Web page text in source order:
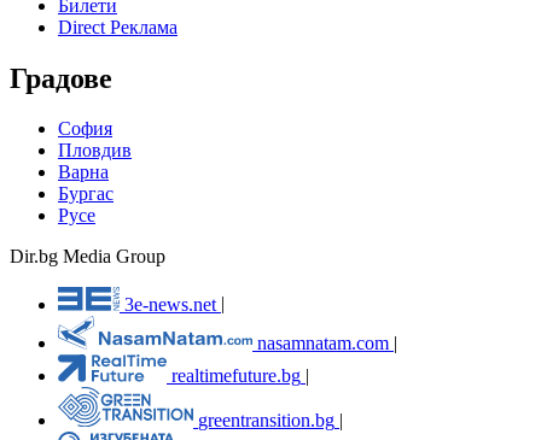
Билети
Direct Реклама
Градове
София
Пловдив
Варна
Бургас
Русе
Dir.bg Media Group
3e-news.net
nasamnatam.com |
realtimefuture.bg |
greentransition.bg |